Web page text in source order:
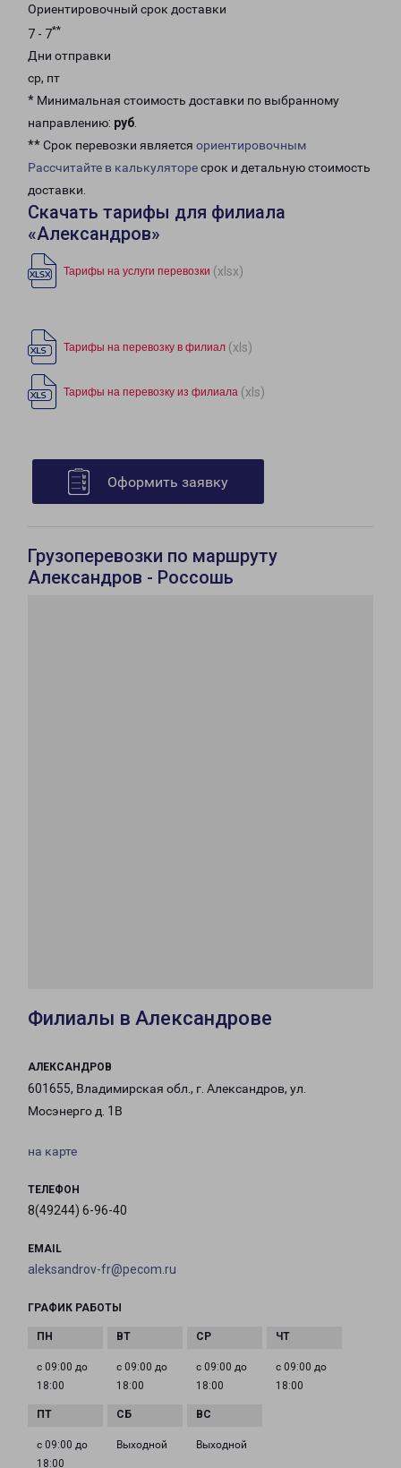
Ориентировочный срок доставки
7 - 7**
Дни отправки
ср, пт
* Минимальная стоимость доставки по выбранному
направлению: руб.
** Срок перевозки является ориентировочным
Рассчитайте в калькуляторесрок и детальную стоимость
доставки.
Скачать тарифы для филиала
«Александров»
Тарифы на услуги перевозки (xlsx)
Тарифы на перевозку в филиал (xls)
Тарифы на перевозку из филиала (xls)
Оформить заявку
Грузоперевозки по маршруту
Александров - Россошь
Филиалы в Александрове
АЛЕКСАНДРОВ
601655, Владимирская обл., г. Александров, ул.
Мосэнерго д. 1В
на карте
ТЕЛЕФОН
8(49244) 6-96-40
EMAIL
aleksandrov-fr@pecom.ru
ГРАФИК РАБОТЫ
с 09:00 до
18:00
с 09:00 до
18:00
с 09:00 до
18:00
с 09:00 до
18:00
с 09:00 до
18:00
Выходной Выходной